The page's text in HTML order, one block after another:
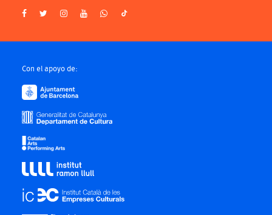
Con el apoyo de: